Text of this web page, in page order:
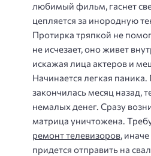
любимый фильм, гаснет
цепляется за инородную
Протирка тряпкой не
не исчезает, оно живет
искажая лица актеров и
Начинается легкая паника.
закончилась месяц назад,
немалых денег. Сразу
матрица уничтожена.
ремонт телевизоров,
придется отправить на